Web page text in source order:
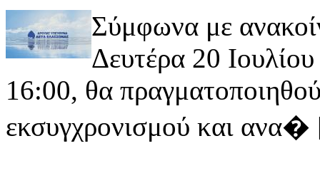
Σύμφωνα με
Δευτέρα 20
16:00, θα
εκσυγχρονισμού και